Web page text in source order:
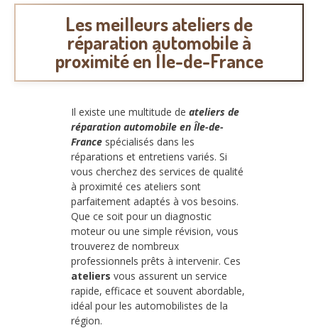
Les meilleurs ateliers de
réparation automobile à
proximité en Île-de-France
Il existe une multitude de ateliers de
réparation automobile en Île-de-
France spécialisés dans les
réparations et entretiens variés. Si
vous cherchez des services de qualité
à proximité ces ateliers sont
parfaitement adaptés à vos besoins.
Que ce soit pour un diagnostic
moteur ou une simple révision, vous
trouverez de nombreux
professionnels prêts à intervenir. Ces
ateliers vous assurent un service
rapide, efficace et souvent abordable,
idéal pour les automobilistes de la
région.